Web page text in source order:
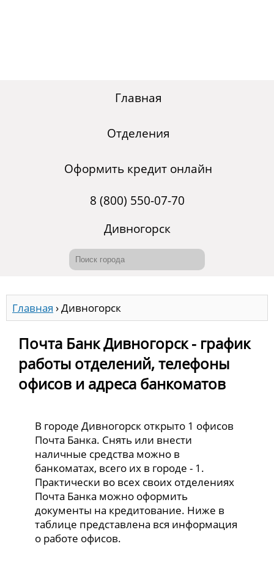
Главная
Отделения
Оформить кредит онлайн
8 (800) 550-07-70
Дивногорск
Главная ›Дивногорск
Почта Банк Дивногорск - график
работы отделений, телефоны
офисов и адреса банкоматов
В городе Дивногорск открыто 1 офисов
Почта Банка. Снять или внести
наличные средства можно в
банкоматах, всего их в городе - 1.
Практически во всех своих отделениях
Почта Банка можно оформить
документы на кредитование. Ниже в
таблице представлена вся информация
о работе офисов.